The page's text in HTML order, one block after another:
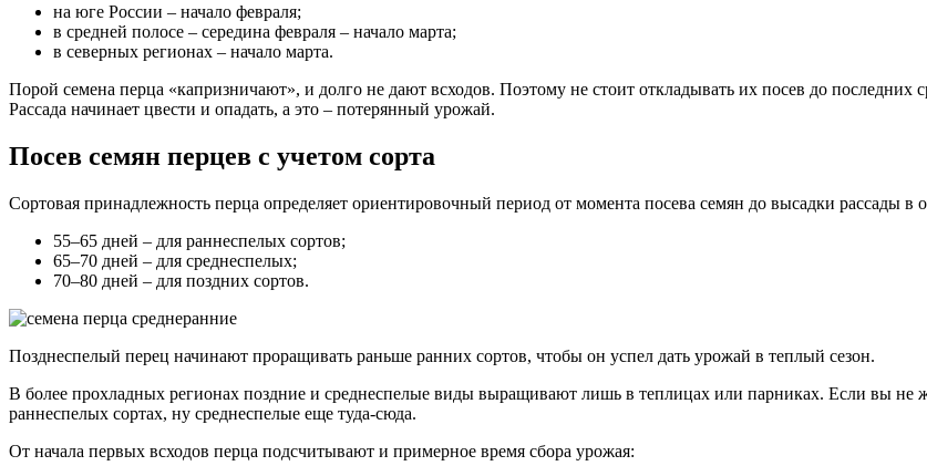
на юге России – начало февраля;
в средней полосе – середина февраля – начало марта;
в северных регионах – начало марта.
Порой семена перца «капризничают», и долго не дают всходов. Поэтому не стоит откладывать их посев до последних
Рассада начинает цвести и опадать, а это – потерянный урожай.
Посев семян перцев с учетом сорта
Сортовая принадлежность перца определяет ориентировочный период от момента посева семян до высадки рассады в
55–65 дней – для раннеспелых сортов;
65–70 дней – для среднеспелых;
70–80 дней – для поздних сортов.
Позднеспелый перец начинают проращивать раньше ранних сортов, чтобы он успел дать урожай в теплый сезон.
В более прохладных регионах поздние и среднеспелые виды выращивают лишь в теплицах или парниках. Если вы не
раннеспелых сортах, ну среднеспелые еще туда-сюда.
От начала первых всходов перца подсчитывают и примерное время сбора урожая: